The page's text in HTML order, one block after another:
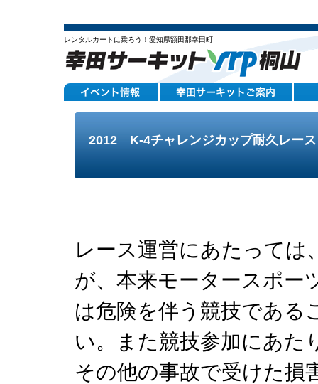
レンタルカートに乗ろう！愛知県額田郡幸田町
2012 K-4チャレンジカップ耐久レー
レース運営にあたっては
が、本来モータースポー
は危険を伴う競技である
い。また競技参加にあた
その他の事故で受けた損